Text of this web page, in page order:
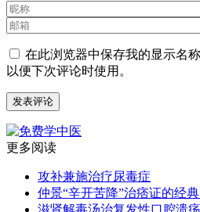
在此浏览器中保存我的显示名
以便下次评论时使用。
更多阅读
攻补兼施治疗尿毒症
仲景“辛开苦降”治痞证的经
滋肾解毒汤治复发性口腔溃疡